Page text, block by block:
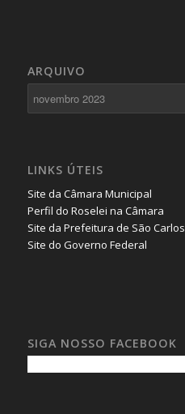
ARQUIVO
LINKS ÚTEIS
Site da Câmara Municipal
Perfil do Roselei na Câmara
Site da Prefeitura de São Carlos
Site do Governo Federal
SIGA NOSSO FACEBOOK